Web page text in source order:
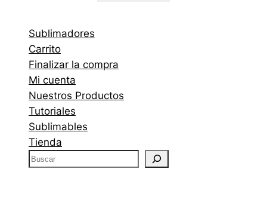
Sublimadores
Carrito
Finalizar la compra
Mi cuenta
Nuestros Productos
Tutoriales
Sublimables
Tienda
B